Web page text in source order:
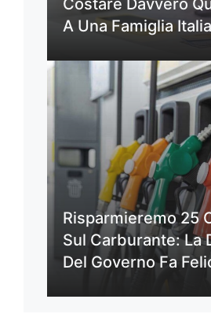
Costare Davvero
A Una Famiglia
Risparmieremo 25
Sul Carburante: La
Del Governo Fa